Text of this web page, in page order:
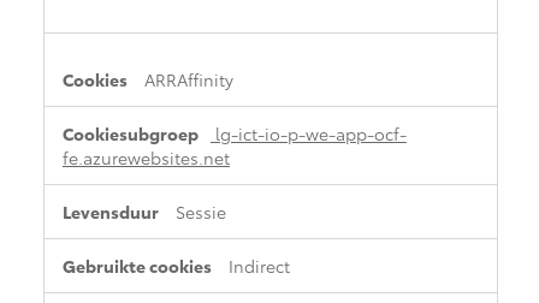
ARRAffinity
lg-ict-io-p-we-app-ocf-
fe.azurewebsites.net
Sessie
Indirect